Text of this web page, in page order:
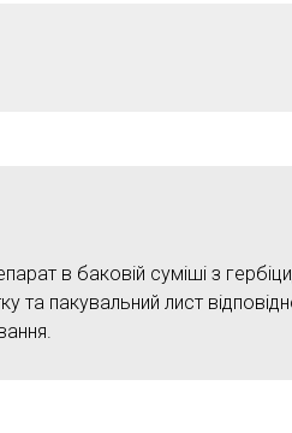
в баковій суміші з
та пакувальний лист